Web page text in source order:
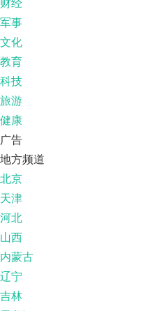
军事
文化
教育
科技
旅游
健康
广告
地方频道
北京
天津
河北
山西
内蒙古
辽宁
吉林